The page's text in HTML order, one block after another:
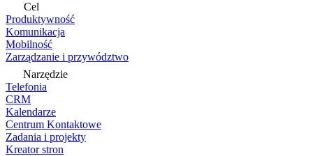
Cel
Produktywność
Komunikacja
Mobilność
Zarządzanie i przywództwo
Narzędzie
Telefonia
CRM
Kalendarze
Centrum Kontaktowe
Zadania i projekty
Kreator stron